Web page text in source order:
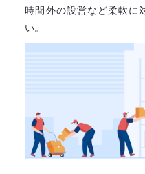
時間外の設営など柔軟に
い。